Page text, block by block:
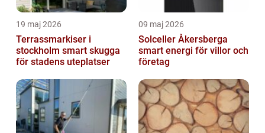
19 maj 2026
Terrassmarkiser i
stockholm smart skugga
för stadens uteplatser
09 maj 2026
Solceller Åkersberga
smart energi för villor och
företag